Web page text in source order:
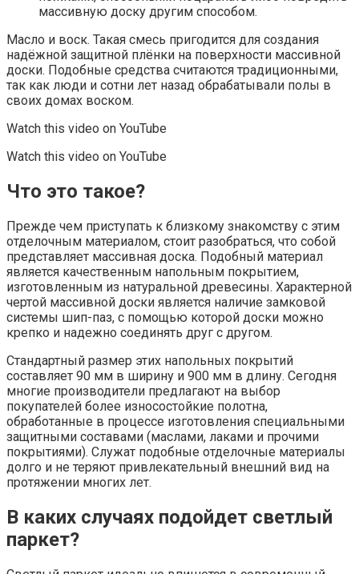
массивную доску другим способом.
Масло и воск. Такая смесь пригодится для создания
надёжной защитной плёнки на поверхности массивной
доски. Подобные средства считаются традиционными,
так как люди и сотни лет назад обрабатывали полы в
своих домах воском.
Watch this video on YouTube
Watch this video on YouTube
Что это такое?
Прежде чем приступать к близкому знакомству с этим
отделочным материалом, стоит разобраться, что собой
представляет массивная доска. Подобный материал
является качественным напольным покрытием,
изготовленным из натуральной древесины. Характерной
чертой массивной доски является наличие замковой
системы шип-паз, с помощью которой доски можно
крепко и надежно соединять друг с другом.
Стандартный размер этих напольных покрытий
составляет 90 мм в ширину и 900 мм в длину. Сегодня
многие производители предлагают на выбор
покупателей более износостойкие полотна,
обработанные в процессе изготовления специальными
защитными составами (маслами, лаками и прочими
покрытиями). Служат подобные отделочные материалы
долго и не теряют привлекательный внешний вид на
протяжении многих лет.
В каких случаях подойдет светлый
паркет?